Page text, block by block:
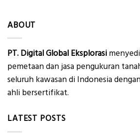
ABOUT
PT. Digital Global Eksplorasi
pemetaan dan jasa pengukuran
seluruh kawasan di Indonesia
ahli bersertifikat.
LATEST POSTS